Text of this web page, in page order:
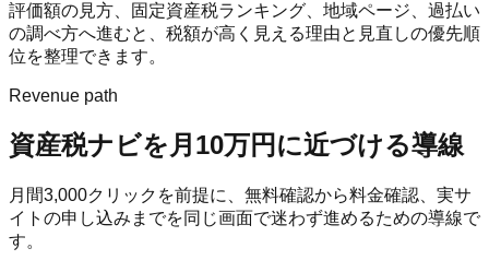
評価額の見方、固定資産税ランキング、地域ページ、過払い
の調べ方へ進むと、税額が高く見える理由と見直しの優先順
位を整理できます。
Revenue path
資産税ナビを月10万円に近づける導線
月間3,000クリックを前提に、無料確認から料金確認、実サ
イトの申し込みまでを同じ画面で迷わず進めるための導線で
す。